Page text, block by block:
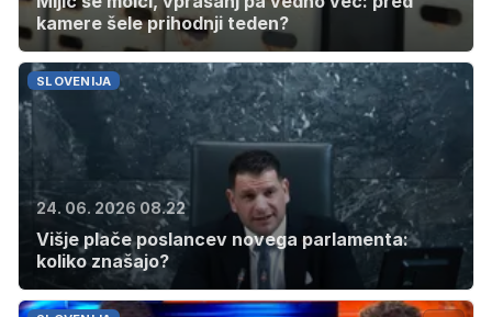
kamere šele prihodnji teden?
SLOVENIJA
24. 06. 2026 08.22
Višje plače poslancev novega parlamenta:
koliko znašajo?